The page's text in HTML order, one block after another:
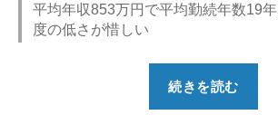
平均年収853万円で平均勤続年数19
度の低さが惜しい
続きを読む